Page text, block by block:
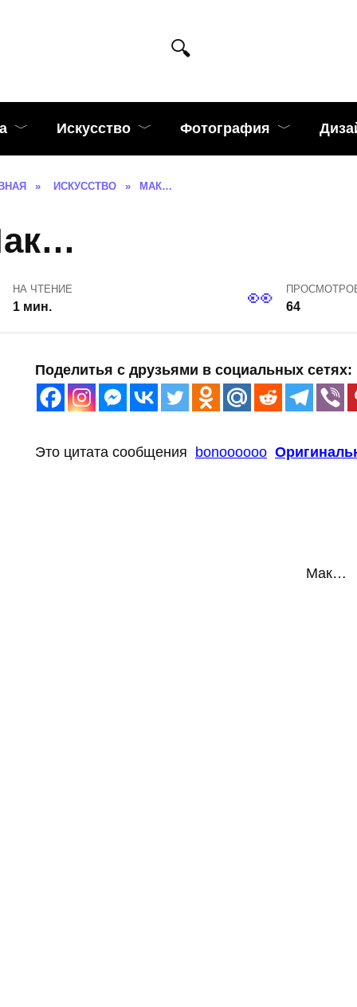
Искусство Фотография
» ИСКУССТВО » МАК…
НА ЧТЕНИЕ
1 мин. 64
Поделитья с друзьями в социальных сетях:
Это цитата сообщения bonoooooo
Мак…